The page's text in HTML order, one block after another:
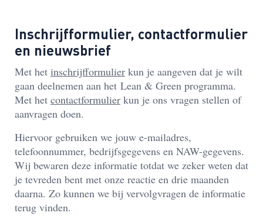
Inschrijfformulier, contactformulier
en nieuwsbrief
Met het inschrijfformulier kun je aangeven dat je wilt
gaan deelnemen aan het Lean & Green programma.
Met het contactformulier kun je ons vragen stellen of
aanvragen doen.
Hiervoor gebruiken we jouw e-mailadres,
telefoonnummer, bedrijfsgegevens en NAW-gegevens.
Wij bewaren deze informatie totdat we zeker weten dat
je tevreden bent met onze reactie en drie maanden
daarna. Zo kunnen we bij vervolgvragen de informatie
terug vinden.